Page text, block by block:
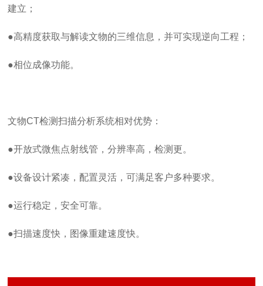
建立；
●高精度获取与解读文物的三维信息，并可实现逆向工程；
●相位成像功能。
文物CT检测扫描分析系统相对优势：
●开放式微焦点射线管，分辨率高，检测更。
●设备设计紧凑，配置灵活，可满足客户多种要求。
●运行稳定，安全可靠。
●扫描速度快，图像重建速度快。